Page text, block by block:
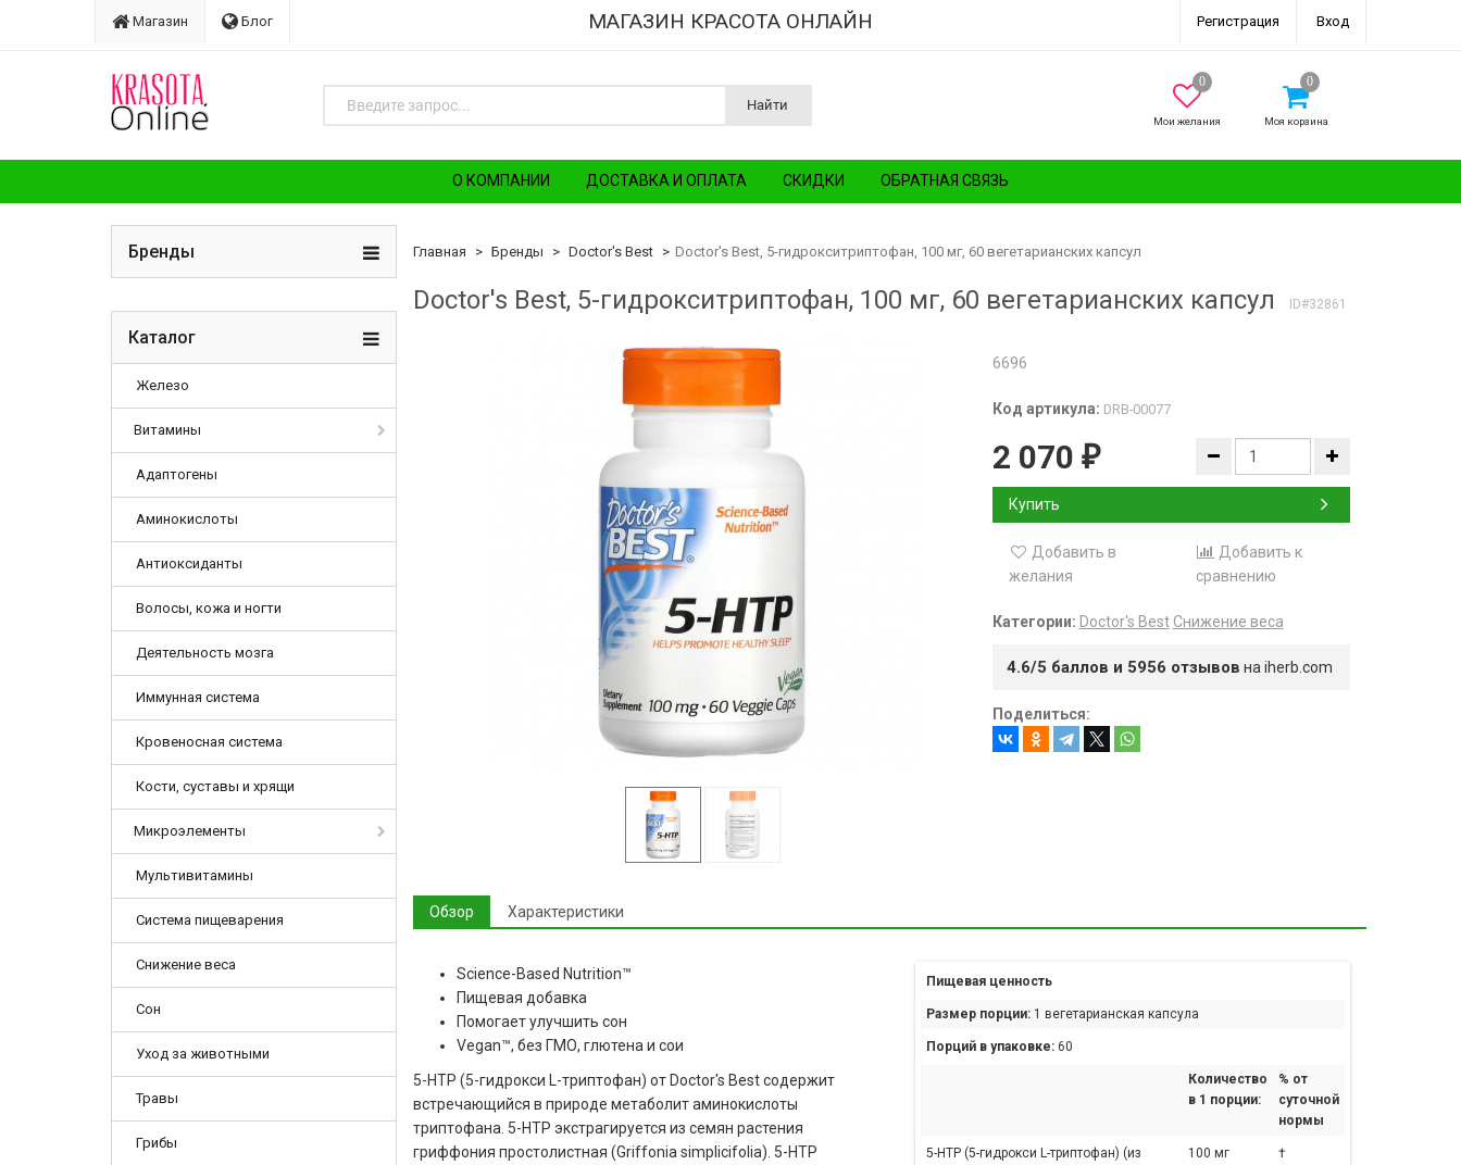
Магазин Блог МАГАЗИН КРАСОТА ОНЛАЙН Регистрация Вход
Найти
Мои желания Моя корзина
О КОМПАНИИ ДОСТАВКА И ОПЛАТА СКИДКИ ОБРАТНАЯ СВЯЗЬ
Бренды
Каталог
Железо
Витамины
Адаптогены
Аминокислоты
Антиоксиданты
Волосы, кожа и ногти
Деятельность мозга
Иммунная система
Кровеносная система
Кости, суставы и хрящи
Микроэлементы
Мультивитамины
Система пищеварения
Снижение веса
Сон
Уход за животными
Травы
Грибы
Главная Бренды Doctor's Best Doctor's Best, 5-гидрокситриптофан, 100 мг, 60 вегетарианских капсул
Doctor's Best, 5-гидрокситриптофан, 100 мг, 60 вегетарианских капсул ID#32861
6696
Код артикула: DRB-00077
2 070 ₽
Купить
Добавить в
желания
Добавить к
сравнению
Категории: Doctor's Best Снижение веса
4.6/5 баллов и 5956 отзывов на iherb.com
Поделиться:
Обзор Характеристики
Пищевая ценность
Размер порции: 1 вегетарианская капсула
Порций в упаковке: 60
Количество
в 1 порции:
% от
суточной
нормы
5-HTP (5-гидрокси L-триптофан) (из
100 мг †
Science-Based Nutrition™
Пищевая добавка
Помогает улучшить сон
Vegan™, без ГМО, глютена и сои
5-HTP (5-гидрокси L-триптофан) от Doctor's Best содержит
встречающийся в природе метаболит аминокислоты
триптофана. 5-HTP экстрагируется из семян растения
гриффония простолистная (Griffonia simplicifolia). 5-HTP